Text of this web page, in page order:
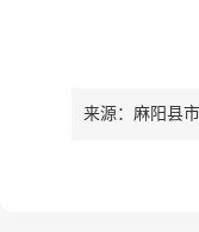
来源：麻阳县